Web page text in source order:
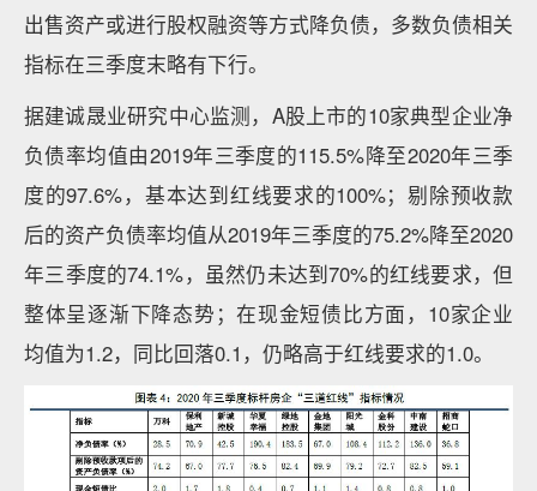
出售资产或进行股权融资等方式降负债，多数负债相关
指标在三季度末略有下行。
据建诚晟业研究中心监测，A股上市的10家典型企业净
负债率均值由2019年三季度的115.5%降至2020年三季
度的97.6%，基本达到红线要求的100%；剔除预收款
后的资产负债率均值从2019年三季度的75.2%降至2020
年三季度的74.1%，虽然仍未达到70%的红线要求，但
整体呈逐渐下降态势；在现金短债比方面，10家企业
均值为1.2，同比回落0.1，仍略高于红线要求的1.0。